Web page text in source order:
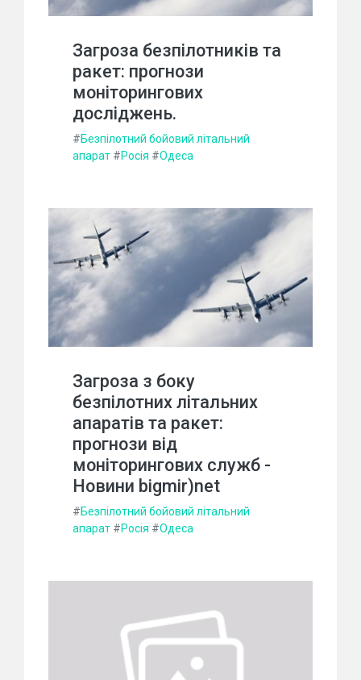
Загроза безпілотників та
ракет: прогнози
моніторингових
досліджень.
#Безпілотний бойовий літальний
апарат #Росія #Одеса
Загроза з боку
безпілотних літальних
апаратів та ракет:
прогнози від
моніторингових служб -
Новини bigmir)net
#Безпілотний бойовий літальний
апарат #Росія #Одеса